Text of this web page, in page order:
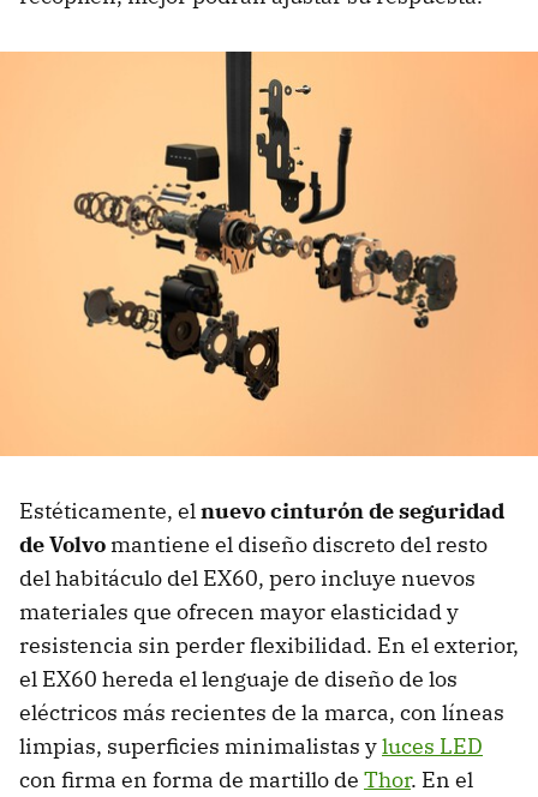
Estéticamente, elnuevo cinturón de seguridad
de Volvo mantiene el diseño discreto del resto
del habitáculo del EX60, pero incluye nuevos
materiales que ofrecen mayor elasticidad y
resistencia sin perder flexibilidad. En el exterior,
el EX60 hereda el lenguaje de diseño de los
eléctricos más recientes de la marca, con líneas
limpias, superficies minimalistas yluces LED
con firma en forma de martillo de Thor. En el